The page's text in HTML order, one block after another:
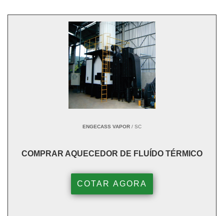
ENGECASS VAPOR / SC
COMPRAR AQUECEDOR DE FLUÍDO TÉRMICO
COTAR AGORA